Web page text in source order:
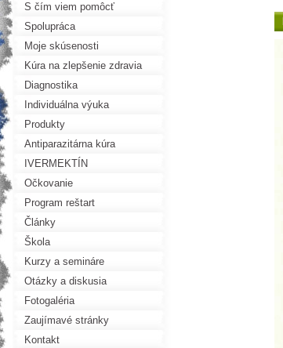
S čím viem pomôcť
Spolupráca
Moje skúsenosti
Kúra na zlepšenie zdravia
Diagnostika
Individuálna výuka
Produkty
Antiparazitárna kúra
IVERMEKTÍN
Očkovanie
Program reštart
Články
Škola
Kurzy a semináre
Otázky a diskusia
Fotogaléria
Zaujímavé stránky
Kontakt